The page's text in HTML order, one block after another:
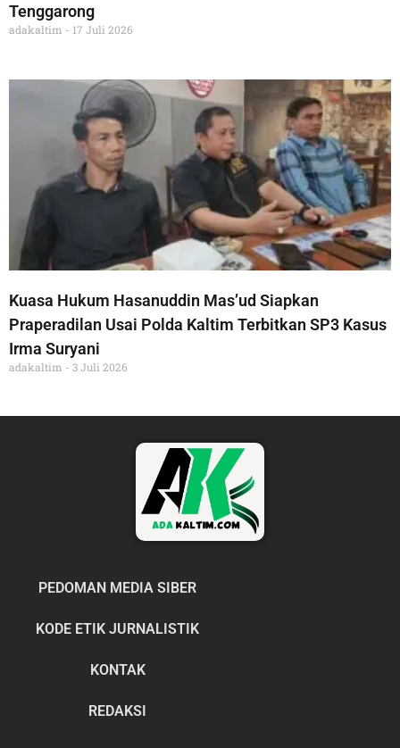
Tenggarong
adakaltim 17 Juli 2026
Kuasa Hukum Hasanuddin Mas’ud Siapkan
Praperadilan Usai Polda Kaltim Terbitkan SP3 Kasus
Irma Suryani
adakaltim 3 Juli 2026
PEDOMAN MEDIA SIBER
KODE ETIK JURNALISTIK
KONTAK
REDAKSI